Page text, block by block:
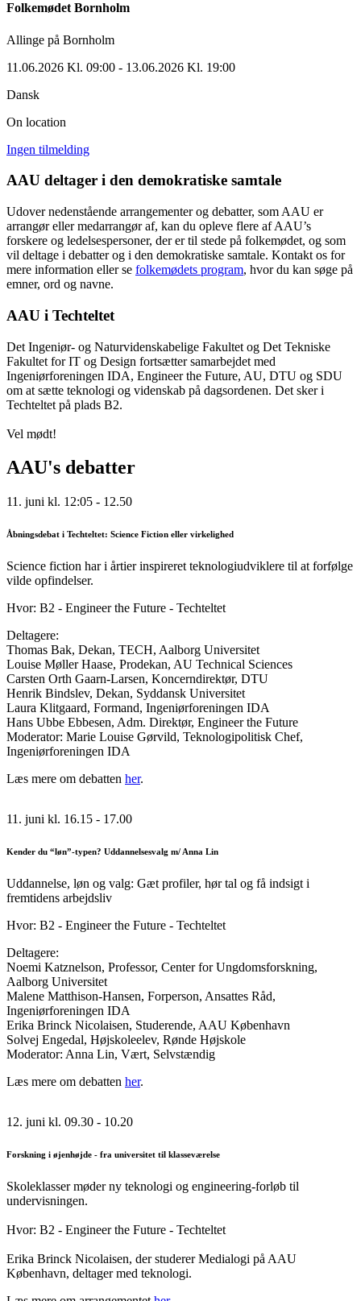
Folkemødet Bornholm
Allinge på Bornholm
11.06.2026 Kl. 09:00 - 13.06.2026 Kl. 19:00
Dansk
On location
Ingen tilmelding
AAU deltager i den demokratiske samtale
Udover nedenstående arrangementer og debatter, som AAU er
arrangør eller medarrangør af, kan du opleve flere af AAU’s
forskere og ledelsespersoner, der er til stede på folkemødet, og som
vil deltage i debatter og i den demokratiske samtale. Kontakt os for
mere information eller se folkemødets program, hvor du kan søge på
emner, ord og navne.
AAU i Techteltet
Det Ingeniør- og Naturvidenskabelige Fakultet og Det Tekniske
Fakultet for IT og Design fortsætter samarbejdet med
Ingeniørforeningen IDA, Engineer the Future, AU, DTU og SDU
om at sætte teknologi og videnskab på dagsordenen. Det sker i
Techteltet på plads B2.
Vel mødt!
AAU's debatter
11. juni kl. 12:05 - 12.50
Åbningsdebat i Techteltet: Science Fiction eller virkelighed
Science fiction har i årtier inspireret teknologiudviklere til at forfølge
vilde opfindelser.
Hvor: B2 - Engineer the Future - Techteltet
Deltagere:
Thomas Bak, Dekan, TECH, Aalborg Universitet
Louise Møller Haase, Prodekan, AU Technical Sciences
Carsten Orth Gaarn-Larsen, Koncerndirektør, DTU
Henrik Bindslev, Dekan, Syddansk Universitet
Laura Klitgaard, Formand, Ingeniørforeningen IDA
Hans Ubbe Ebbesen, Adm. Direktør, Engineer the Future
Moderator: Marie Louise Gørvild, Teknologipolitisk Chef,
Ingeniørforeningen IDA
Læs mere om debatten her.
11. juni kl. 16.15 - 17.00
Kender du “løn”-typen? Uddannelsesvalg m/ Anna Lin
Uddannelse, løn og valg: Gæt profiler, hør tal og få indsigt i
fremtidens arbejdsliv
Hvor: B2 - Engineer the Future - Techteltet
Deltagere:
Noemi Katznelson, Professor, Center for Ungdomsforskning,
Aalborg Universitet
Malene Matthison-Hansen, Forperson, Ansattes Råd,
Ingeniørforeningen IDA
Erika Brinck Nicolaisen, Studerende, AAU København
Solvej Engedal, Højskoleelev, Rønde Højskole
Moderator: Anna Lin, Vært, Selvstændig
Læs mere om debatten her.
12. juni kl. 09.30 - 10.20
Forskning i øjenhøjde - fra universitet til klasseværelse
Skoleklasser møder ny teknologi og engineering-forløb til
undervisningen.
Hvor: B2 - Engineer the Future - Techteltet
Erika Brinck Nicolaisen, der studerer Medialogi på AAU
København, deltager med teknologi.